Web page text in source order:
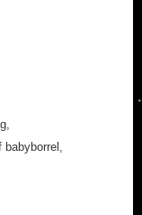
babyborrel,